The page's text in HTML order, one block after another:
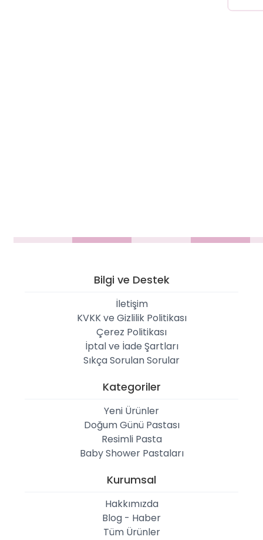
Bilgi ve Destek
İletişim
KVKK ve Gizlilik Politikası
Çerez Politikası
İptal ve İade Şartları
Sıkça Sorulan Sorular
Kategoriler
Yeni Ürünler
Doğum Günü Pastası
Resimli Pasta
Baby Shower Pastaları
Kurumsal
Hakkımızda
Blog - Haber
Tüm Ürünler